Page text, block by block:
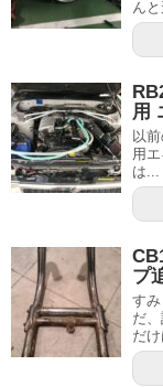
ん
用
以
用
は...
プ
す
だ
だ